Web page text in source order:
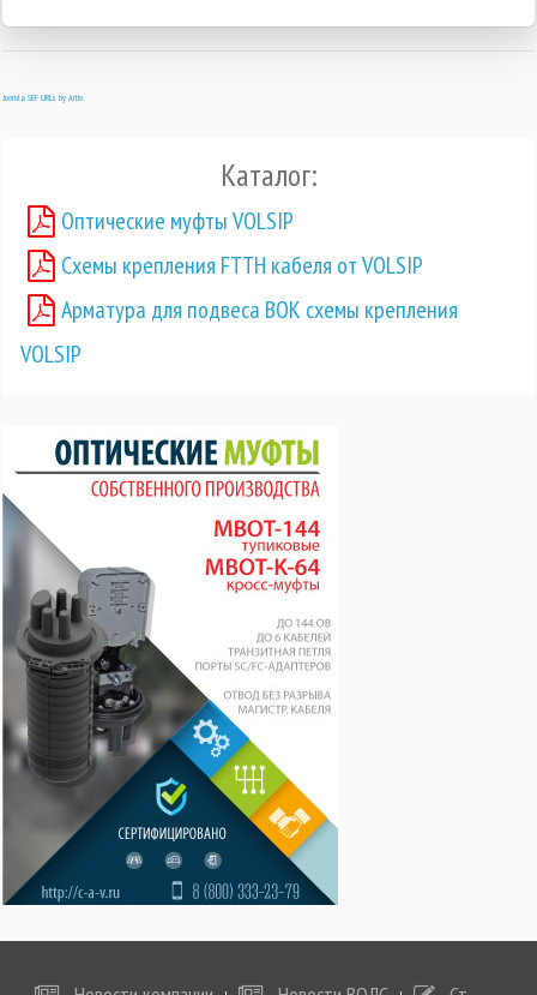
Joomla SEF URLs by Artio
Каталог:
Оптические муфты VOLSIP
Схемы крепления FTTH кабеля от VOLSIP
Арматура для подвеса ВОК схемы крепления
VOLSIP